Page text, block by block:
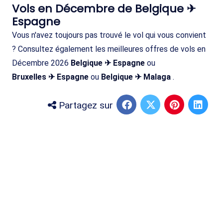
Vols en Décembre de Belgique ✈
Espagne
Vous n'avez toujours pas trouvé le vol qui vous convient
? Consultez également les meilleures offres de vols en
Décembre 2026 Belgique ✈ Espagne ou
Bruxelles ✈ Espagne ou Belgique ✈ Malaga .
Partagez sur